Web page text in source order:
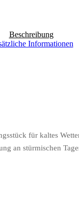
Beschreibung
Informationen
für kaltes
an stürmischen